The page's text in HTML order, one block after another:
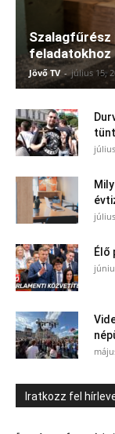
feladatokhoz
Jövő TV - július 15,
Élő
Iratkozz fel